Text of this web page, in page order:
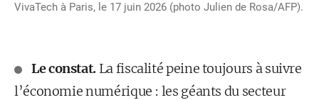
VivaTech à Paris, le 17 juin 2026 (photo Julien de Rosa/AFP).
Le constat. La fiscalité peine toujours à suivre
l’économie numérique : les géants du secteur